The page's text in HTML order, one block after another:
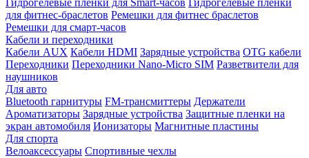
для фитнес-браслетов Ремешки для фитнес браслетов
Ремешки для смарт-часов
Кабели и переходники
Кабели AUX Кабели HDMI Зарядные устройства OTG кабели
Переходники Переходники Nano-Micro SIM Разветвители для
наушников
Для авто
Bluetooth гарнитуры FM-трансмиттеры Держатели
Ароматизаторы Зарядные устройства Защитные пленки на
экран автомобиля Ионизаторы Магнитные пластины
Для спорта
Велоаксессуары Спортивные чехлы